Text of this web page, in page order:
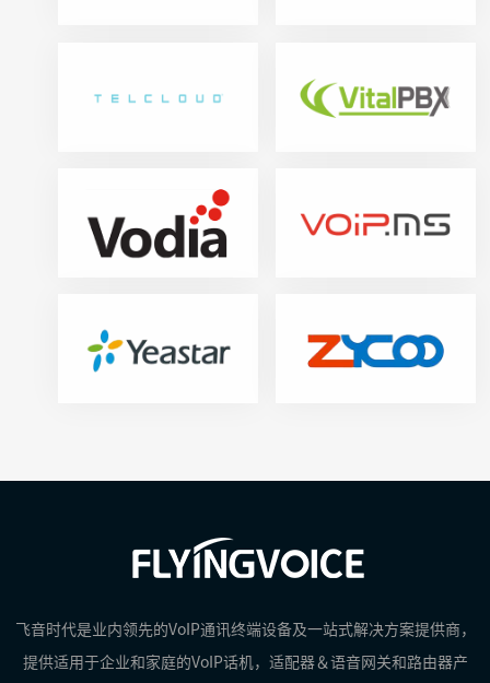
飞音时代是业内领先的VoIP通讯终端设备及一站式解决方案提供商，
提供适用于企业和家庭的VoIP话机，适配器＆语音网关和路由器产